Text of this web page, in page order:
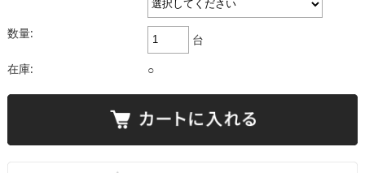
数量:
台
在庫:
○